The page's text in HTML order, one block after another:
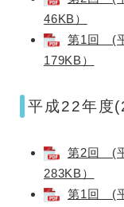
46KB）
第1回 (
179KB）
平成22年度
第2回 (
283KB）
第1回 (